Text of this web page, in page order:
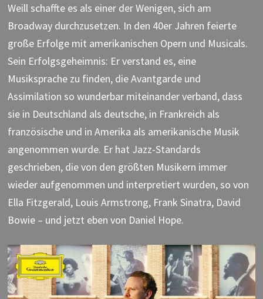
Weill schaffte es als einer der Wenigen, sich am
Broadway durchzusetzen. In den 40er Jahren feierte
große Erfolge mit amerikanischen Opern und Musicals.
Sein Erfolgsgeheimnis: Er verstand es, eine
Musiksprache zu finden, die Avantgarde und
Assimilation so wunderbar miteinander verband, dass
sie in Deutschland als deutsche, in Frankreich als
französische und in Amerika als amerikanische Musik
angenommen wurde. Er hat Jazz-Standards
geschrieben, die von den größten Musikern immer
wieder aufgenommen und interpretiert wurden, so von
Ella Fitzgerald, Louis Armstrong, Frank Sinatra, David
Bowie – und jetzt eben von Daniel Hope.